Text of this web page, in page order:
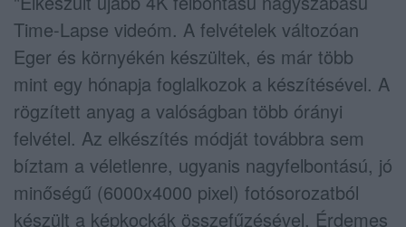
Time-Lapse videóm. A felvételek változóan
Eger és környékén készültek, és már több
mint egy hónapja foglalkozok a készítésével. A
rögzített anyag a valóságban több órányi
felvétel. Az elkészítés módját továbbra sem
bíztam a véletlenre, ugyanis nagyfelbontású, jó
minőségű (6000x4000 pixel) fotósorozatból
készült a képkockák összefűzésével. Érdemes